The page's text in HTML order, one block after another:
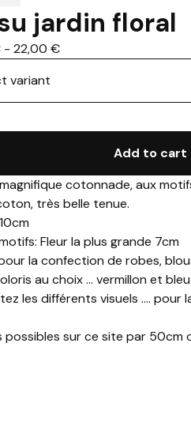
jardin floral
- 22,00 €
Add to cart
cotonnade, aux
très belle tenue.
Fleur la plus grande 7cm
la confection de robes,
au choix ... vermillon et bleu
les différents visuels .... pour
possibles sur ce site par 50cm